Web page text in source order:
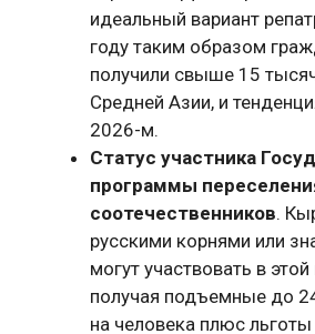
идеальный вариант
году таким образом
получили свыше 15
Средней Азии, и
2026-м.
Статус участника
программы
соотечественников.
русскими корнями или
могут участвовать в
получая подъемные до
на человека плюс